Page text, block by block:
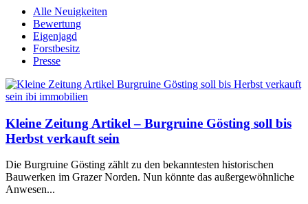
Alle Neuigkeiten
Bewertung
Eigenjagd
Forstbesitz
Presse
Kleine Zeitung Artikel – Burgruine Gösting soll bis
Herbst verkauft sein
Die Burgruine Gösting zählt zu den bekanntesten historischen
Bauwerken im Grazer Norden. Nun könnte das außergewöhnliche
Anwesen...